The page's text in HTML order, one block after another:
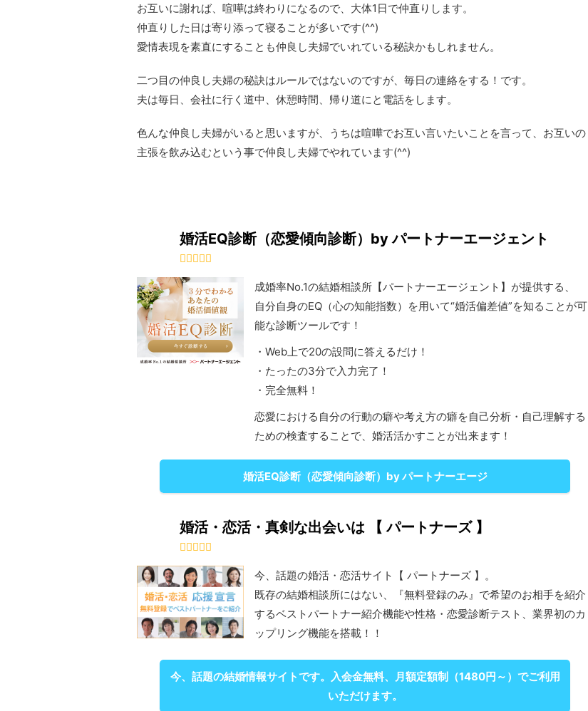
お互いに謝れば、喧嘩は終わりになるので、大体1日で仲直りします。
仲直りした日は寄り添って寝ることが多いです(^^)
愛情表現を素直にすることも仲良し夫婦でいれている秘訣かもしれません。
二つ目の仲良し夫婦の秘訣はルールではないのですが、毎日の連絡をする！です。
夫は毎日、会社に行く道中、休憩時間、帰り道にと電話をします。
色んな仲良し夫婦がいると思いますが、うちは喧嘩でお互い言いたいことを言って、お互いの
主張を飲み込むという事で仲良し夫婦でやれています(^^)
婚活EQ診断（恋愛傾向診断）by パートナーエージェント
成婚率No.1の結婚相談所【パートナーエージェント】が提供する、
自分自身のEQ（心の知能指数）を用いて“婚活偏差値”を知ることが可
能な診断ツールです！
・Web上で20の設問に答えるだけ！
・たったの3分で入力完了！
・完全無料！
恋愛における自分の行動の癖や考え方の癖を自己分析・自己理解する
ための検査することで、婚活活かすことが出来ます！
婚活EQ診断（恋愛傾向診断）by パートナーエージ
婚活・恋活・真剣な出会いは 【 パートナーズ 】
今、話題の婚活・恋活サイト【 パートナーズ 】。
既存の結婚相談所にはない、『無料登録のみ』で希望のお相手を紹介
するベストパートナー紹介機能や性格・恋愛診断テスト、業界初のカ
ップリング機能を搭載！！
今、話題の結婚情報サイトです。入会金無料、月額定額制（1480円～）でご利用
いただけます。